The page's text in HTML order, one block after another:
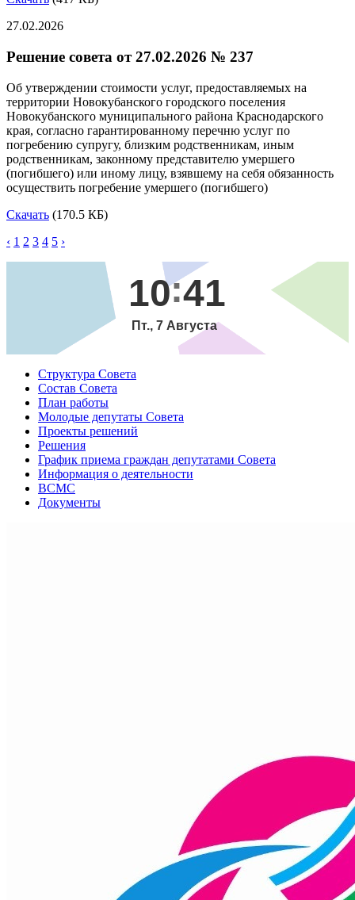
27.02.2026
Решение совета от 27.02.2026 № 237
Об утверждении стоимости услуг, предоставляемых на
территории Новокубанского городского поселения
Новокубанского муниципального района Краснодарского
края, согласно гарантированному перечню услуг по
погребению супругу, близким родственникам, иным
родственникам, законному представителю умершего
(погибшего) или иному лицу, взявшему на себя обязанность
осуществить погребение умершего (погибшего)
Скачать (170.5 КБ)
‹ 1 2 3 4 5 ›
10 41
Пт., 7 Августа
Структура Совета
Состав Совета
План работы
Молодые депутаты Совета
Проекты решений
Решения
График приема граждан депутатами Совета
Информация о деятельности
ВСМС
Документы